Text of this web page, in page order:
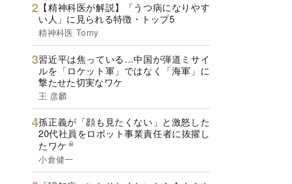
【精神科医が解説】「うつ病になりやす
い人」に見られる特徴・トップ5
精神科医 Tomy
習近平は焦っている…中国が弾道ミサイ
ルを「ロケット軍」ではなく「海軍」に
撃たせた切実なワケ
王 彦麟
孫正義が「顔も見たくない」と激怒した
20代社員をロボット事業責任者に抜擢し
たワケ
小倉健一